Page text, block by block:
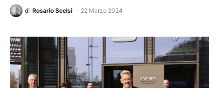
di Rosario Scelsi 22 Marzo 2024